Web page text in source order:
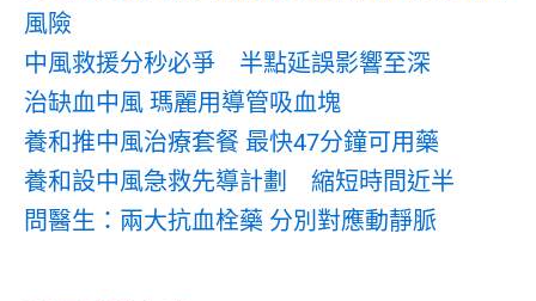
風險
中風救援分秒必爭 半點延誤影響至深
治缺血中風 瑪麗用導管吸血塊
養和推中風治療套餐 最快47分鐘可用藥
養和設中風急救先導計劃 縮短時間近半
問醫生：兩大抗血栓藥 分別對應動靜脈